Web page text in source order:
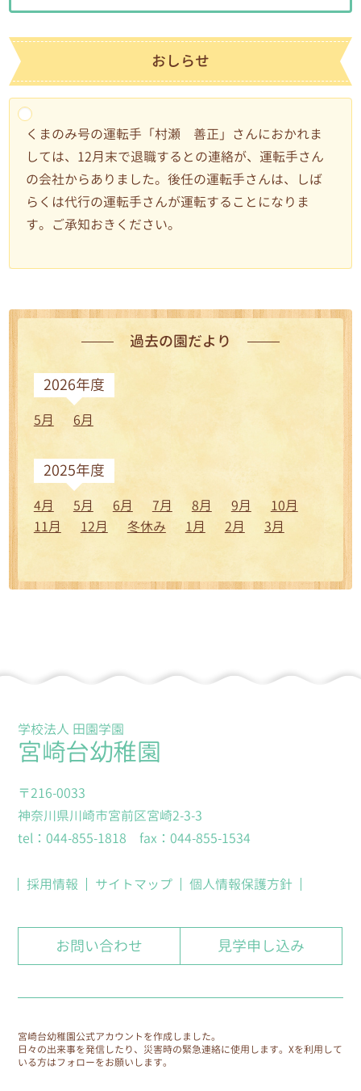
おしらせ
くまのみ号の運転手「村瀬 善正」さんにおかれま
しては、12月末で退職するとの連絡が、運転手さん
の会社からありました。後任の運転手さんは、しば
らくは代行の運転手さんが運転することになりま
す。ご承知おきください。
過去の園だより
2026年度
5月 6月
2025年度
4月 5月 6月 7月 8月 9月
10月
11月
12月 冬休み 1月 2月 3月
学校法人 田園学園
宮崎台幼稚園
〒216-0033
神奈川県川崎市宮前区宮崎2-3-3
tel：044-855-1818 fax：044-855-1534
採用情報 サイトマップ 個人情報保護方針
お問い合わせ 見学申し込み
宮崎台幼稚園公式アカウントを作成しました。
日々の出来事を発信したり、災害時の緊急連絡に使用します。Xを利用して
いる方はフォローをお願いします。